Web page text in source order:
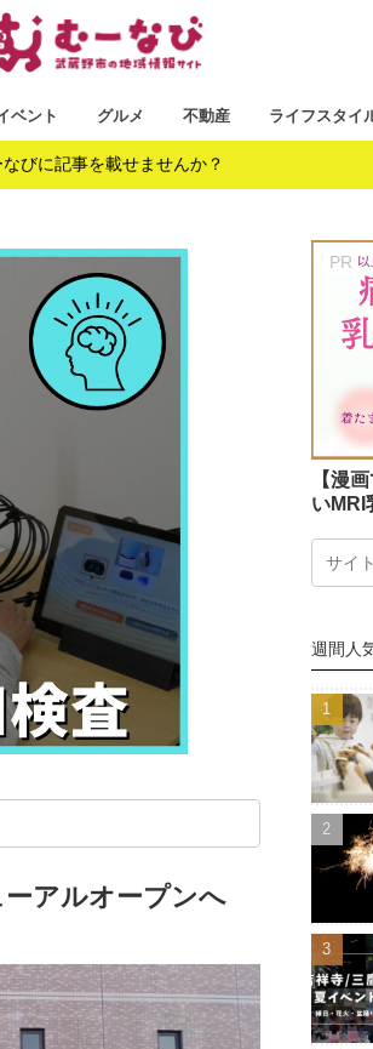
ベント グルメ 不動産 ライフスタイ
びに記事を載せませんか？
アルオープンへ
【漫
いMRI
週間人